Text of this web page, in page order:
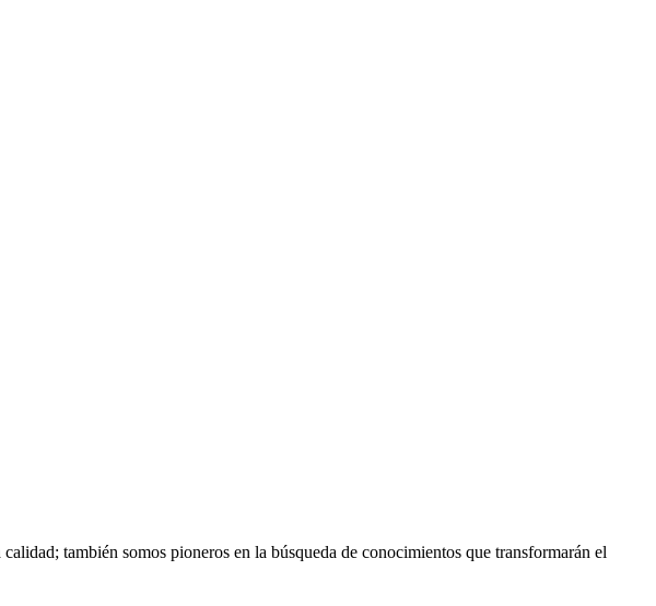
también somos pioneros en la búsqueda de conocimientos que transformarán el